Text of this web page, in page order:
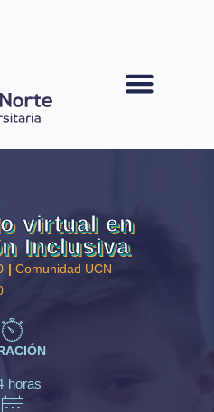
virtual en
Inclusiva
| Comunidad UCN
horas